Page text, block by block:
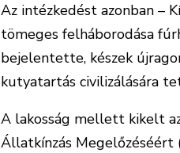
Az intézkedést azonban –
tömeges felháborodása
bejelentette, készek
kutyatartás civilizálására
A lakosság mellett kikelt
Állatkínzás Megelőzéséért